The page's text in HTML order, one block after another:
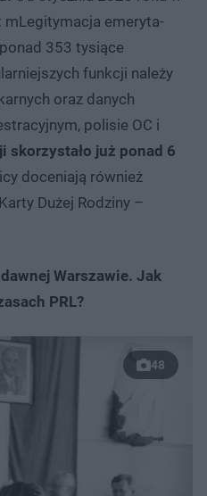
emeryta-
353 tysiące
funkcji należy
oraz danych
polisie OC i
skorzystało już ponad 6
doceniają również
Dużej Rodziny –
Warszawie. Jak
PRL?
48